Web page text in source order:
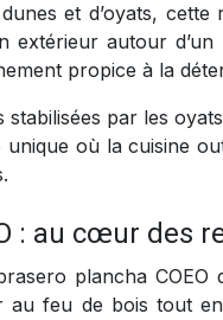
et d’oyats,
extérieur autour
propice à la
stabilisées par les
où la cuisine
: au cœur des
plancha
au feu de bois tout